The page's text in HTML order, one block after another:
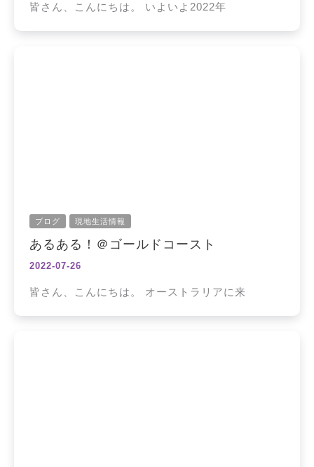
皆さん、こんにちは。 いよいよ2022年
ブログ 現地生活情報
あるある！＠ゴールドコースト
2022-07-26
皆さん、こんにちは。 オーストラリアに来